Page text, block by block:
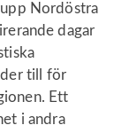
Nordöstra
dagar
till för
Ett
i andra